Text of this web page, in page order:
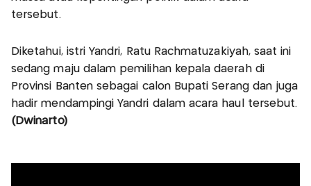
tersebut.
Diketahui, istri Yandri, Ratu Rachmatuzakiyah, saat ini
sedang maju dalam pemilihan kepala daerah di
Provinsi Banten sebagai calon Bupati Serang dan juga
hadir mendampingi Yandri dalam acara haul tersebut.
(Dwinarto)